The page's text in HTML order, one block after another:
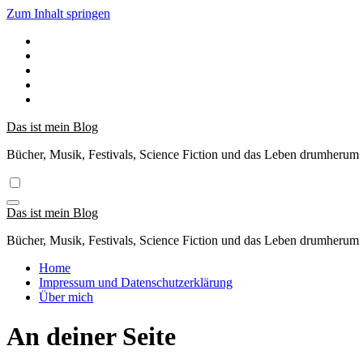
Zum Inhalt springen
Das ist mein Blog
Bücher, Musik, Festivals, Science Fiction und das Leben drumherum
Das ist mein Blog
Bücher, Musik, Festivals, Science Fiction und das Leben drumherum
Home
Impressum und Datenschutzerklärung
Über mich
An deiner Seite